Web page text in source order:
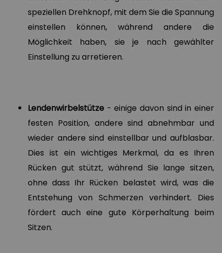
speziellen Drehknopf, mit dem Sie die Spannung
einstellen können, während andere die
Möglichkeit haben, sie je nach gewählter
Einstellung zu arretieren.
Lendenwirbelstütze - einige davon sind in einer
festen Position, andere sind abnehmbar und
wieder andere sind einstellbar und aufblasbar.
Dies ist ein wichtiges Merkmal, da es Ihren
Rücken gut stützt, während Sie lange sitzen,
ohne dass Ihr Rücken belastet wird, was die
Entstehung von Schmerzen verhindert. Dies
fördert auch eine gute Körperhaltung beim
Sitzen.